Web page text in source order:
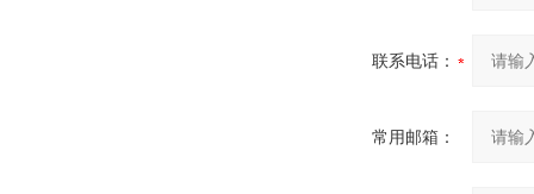
联系电话：
常用邮箱：